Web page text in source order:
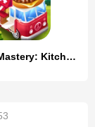
Cooking Mastery: Kitchen games